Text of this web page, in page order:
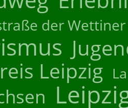
der Wettiner
Leipzig